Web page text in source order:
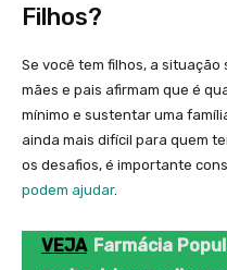
Filhos?
Se você tem filhos, a situação
mães e pais afirmam que é
mínimo e sustentar uma
ainda mais difícil para quem
os desafios, é importante
podem ajudar.
VEJA Farmácia